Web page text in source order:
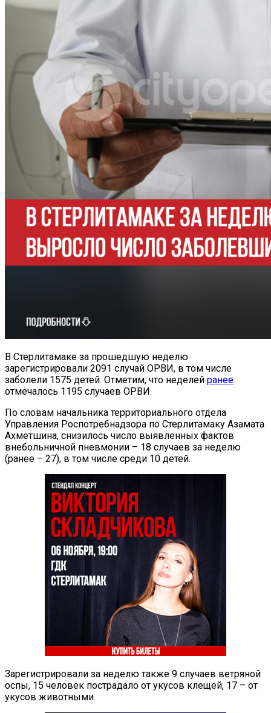
В Стерлитамаке за прошедшую неделю
зарегистрировали 2091 случай ОРВИ, в том числе
заболели 1575 детей. Отметим, что неделей ранее
отмечалось 1195 случаев ОРВИ.
По словам начальника территориального отдела
Управления Роспотребнадзора по Стерлитамаку Азамата
Ахметшина, снизилось число выявленных фактов
внебольничной пневмонии – 18 случаев за неделю
(ранее – 27), в том числе среди 10 детей.
Зарегистрировали за неделю также 9 случаев ветряной
оспы, 15 человек пострадало от укусов клещей, 17 – от
укусов животными.